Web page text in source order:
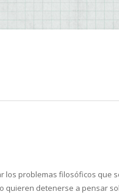
los problemas filosóficos
quieren detenerse a pensar